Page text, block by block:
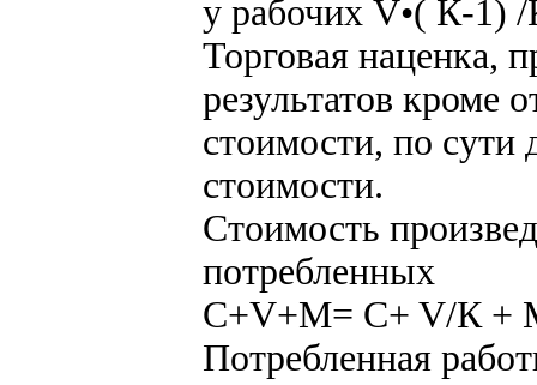
у рабочих V•( К-1)
Торговая наценка,
результатов кроме
стоимости, по сути
стоимости.
Стоимость
потребленных
C+V+M= C+ V/К +
Потребленная